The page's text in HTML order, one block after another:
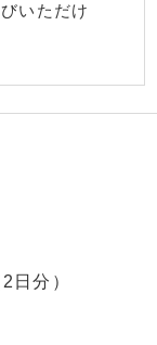
いただけ
日分）